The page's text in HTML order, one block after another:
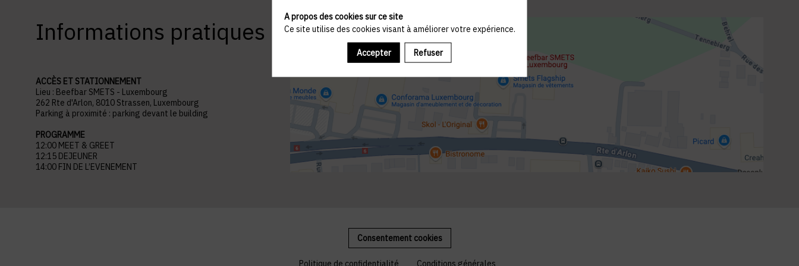
Informations pratiques
ACCÈS ET STATIONNEMENT
Lieu : Beefbar SMETS - Luxembourg
262 Rte d'Arlon, 8010 Strassen, Luxembourg
Parking à proximité : parking devant le building
PROGRAMME
12:00 MEET & GREET
12:15 DEJEUNER
14:00 FIN DE L’EVENEMENT
Consentement cookies
Politique de confidentialité Conditions générales
A propos des cookies sur ce site
Ce site utilise des cookies visant à améliorer votre expérience.
Accepter Refuser